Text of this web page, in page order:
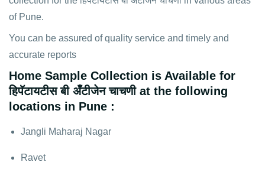
of Pune.
You can be assured of quality service and timely and
accurate reports
Home Sample Collection is Available for
हिपॅटायटीस बी अँटीजेन चाचणी at the following
locations in Pune :
Jangli Maharaj Nagar
Ravet